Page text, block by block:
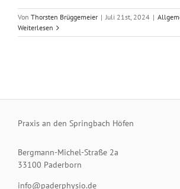
Von Thorsten Brüggemeier | Juli 21st, 2024 |
Weiterlesen
Praxis an den Springbach Höfen
Bergmann-Michel-Straße 2a
33100 Paderborn
info@paderphysio.de